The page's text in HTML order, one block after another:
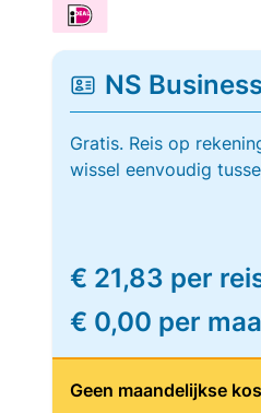
NS
Gratis. Reis op
wissel eenvoudig
€ 21,83 per
€ 0,00 per
Geen maandelijkse